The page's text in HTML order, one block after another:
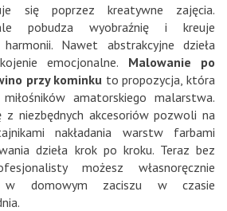
się poprzez kreatywne zajęcia.
pobudza wyobraźnię i kreuje
Nawet abstrakcyjne dzieła
emocjonalne. Malowanie po
przy kominku to propozycja, która
amatorskiego malarstwa.
z niezbędnych akcesoriów pozwoli na
nakładania warstw farbami
dzieła krok po kroku. Teraz bez
możesz własnoręcznie
w domowym zaciszu w czasie